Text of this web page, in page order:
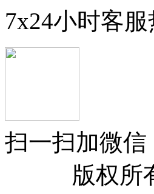
7x24小时客
扫一扫加微信
版权